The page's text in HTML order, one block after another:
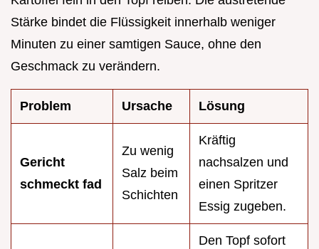
Stärke bindet die Flüssigkeit innerhalb weniger
Minuten zu einer samtigen Sauce, ohne den
Geschmack zu verändern.
Problem Ursache Lösung
Gericht
schmeckt fad
Zu wenig
Salz beim
Schichten
Kräftig
nachsalzen und
einen Spritzer
Essig zugeben.
Den Topf sofort